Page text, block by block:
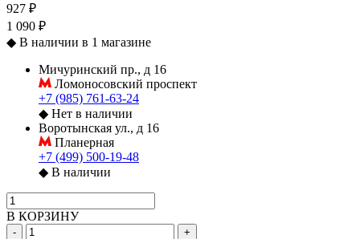
927 ₽
1 090 ₽
◆ В наличии в 1 магазине
Мичуринский пр., д 16
Ломоносовский проспект
+7 (985) 761-63-24
◆ Нет в наличии
Воротынская ул., д 16
Планерная
+7 (499) 500-19-48
◆ В наличии
В КОРЗИНУ
- +